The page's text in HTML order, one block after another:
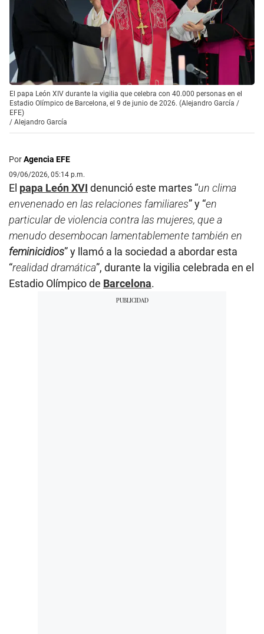
El papa León XIV durante la vigilia que celebra con 40.000 personas en el
Estadio Olímpico de Barcelona, el 9 de junio de 2026. (Alejandro García /
EFE)
/ Alejandro García
PorAgencia EFE
09/06/2026, 05:14 p.m.
El papa León XVI denunció este martes “un clima
envenenado en las relaciones familiares” y “en
particular de violencia contra las mujeres, que a
menudo desembocan lamentablemente también en
feminicidios” y llamó a la sociedad a abordar esta
“realidad dramática”, durante la vigilia celebrada en el
Estadio Olímpico de Barcelona.